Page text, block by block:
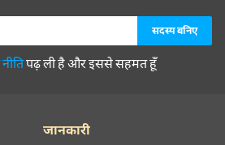
पढ़ ली है और इससे सहमत हूँ
जानकारी